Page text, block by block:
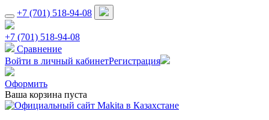
+7 (701) 518-94-08
+7 (701) 518-94-08
Сравнение
Войти в личный кабинетРегистрация
Оформить
Ваша корзина пуста